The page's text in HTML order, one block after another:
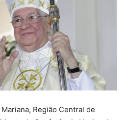
Região Central de